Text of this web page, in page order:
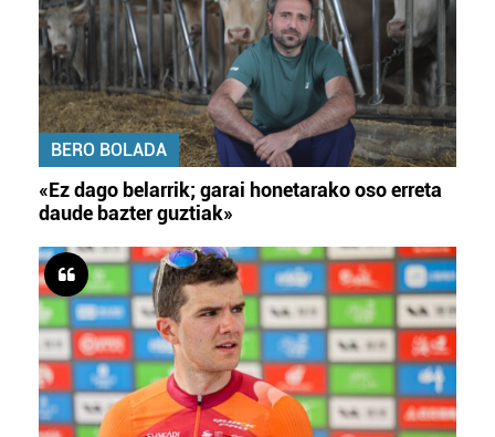
BERO BOLADA
«Ez dago belarrik; garai honetarako oso erreta
daude bazter guztiak»